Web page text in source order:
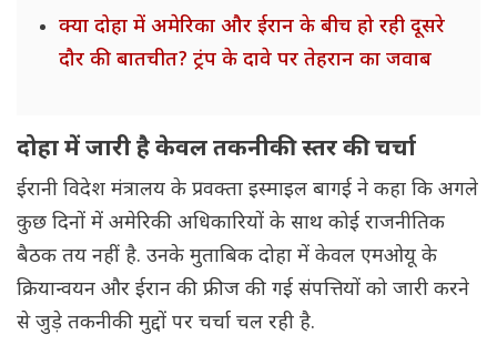
क्या दोहा में अमेरिका और ईरान के बीच हो रही दूसरे
दौर की बातचीत? ट्रंप के दावे पर तेहरान का जवाब
दोहा में जारी है केवल तकनीकी स्तर की चर्चा
ईरानी विदेश मंत्रालय के प्रवक्ता इस्माइल बागई ने कहा कि अगले
कुछ दिनों में अमेरिकी अधिकारियों के साथ कोई राजनीतिक
बैठक तय नहीं है. उनके मुताबिक दोहा में केवल एमओयू के
क्रियान्वयन और ईरान की फ्रीज की गई संपत्तियों को जारी करने
से जुड़े तकनीकी मुद्दों पर चर्चा चल रही है.